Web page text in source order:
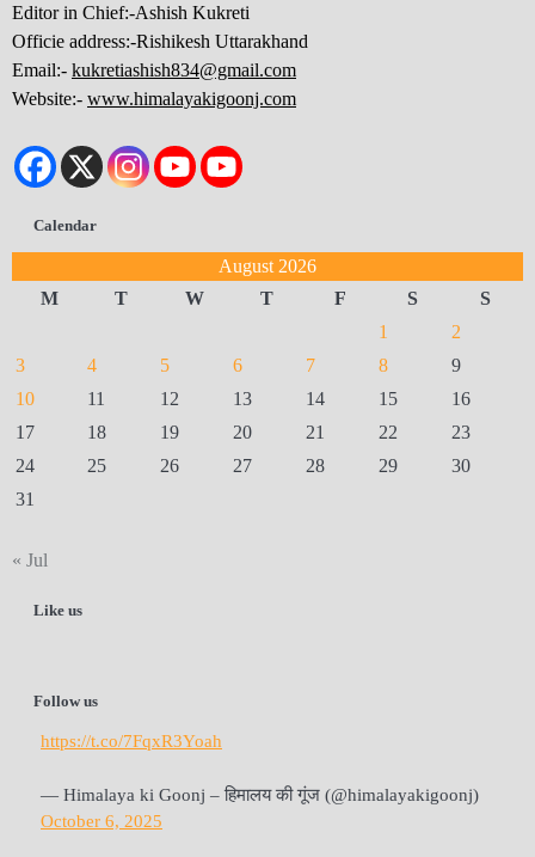
Editor in Chief:-Ashish Kukreti
Officie address:-Rishikesh Uttarakhand
Email:- kukretiashish834@gmail.com
Website:- www.himalayakigoonj.com
Calendar
August 2026
M
T W T F S
S
1
2
3
4 5 6 7 8
9
10
11 12 13 14 15
16
17
18 19 20 21 22
23
24
25 26 27 28 29
30
31
« Jul
Like us
Follow us
https://t.co/7FqxR3Yoah
— Himalaya ki Goonj – हिमालय की गूंज (@himalayakigoonj)
October 6, 2025